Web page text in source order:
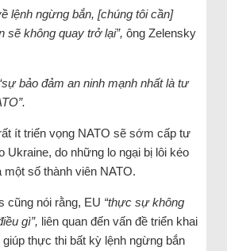
lệnh ngừng bắn, [chúng tôi cần]
sẽ không quay trở lại”, ông Zelensky
bảo đảm an ninh mạnh nhất là tư
ít triển vọng NATO sẽ sớm cấp tư
Ukraine, do những lo ngại bị lôi kéo
số thành viên NATO.
cũng nói rằng, EU “thực sự không
gì”, liên quan đến vấn đề triển khai
thực thi bất kỳ lệnh ngừng bắn